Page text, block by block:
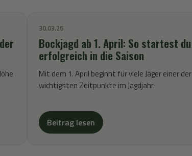
30.03.26
Bockjagd ab 1. April: So startest du
erfolgreich in die Saison
Mit dem 1. April beginnt für viele Jäger einer der
wichtigsten Zeitpunkte im Jagdjahr.
Beitrag lesen